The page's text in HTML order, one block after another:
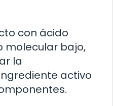
con ácido
molecular bajo,
la
activo